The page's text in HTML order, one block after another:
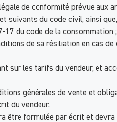
de conformité prévue aux
du code civil, ainsi
du code de la consommation ;
de sa résiliation en cas
les tarifs du vendeur, et
générales de vente et
du vendeur.
être formulée par écrit et devra